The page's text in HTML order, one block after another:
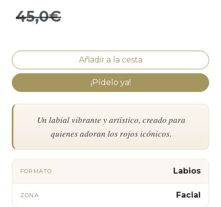
45,0€
¡Pídelo ya!
Un labial vibrante y artístico, creado para
quienes adoran los rojos icónicos.
FORMATO Labios
ZONA Facial